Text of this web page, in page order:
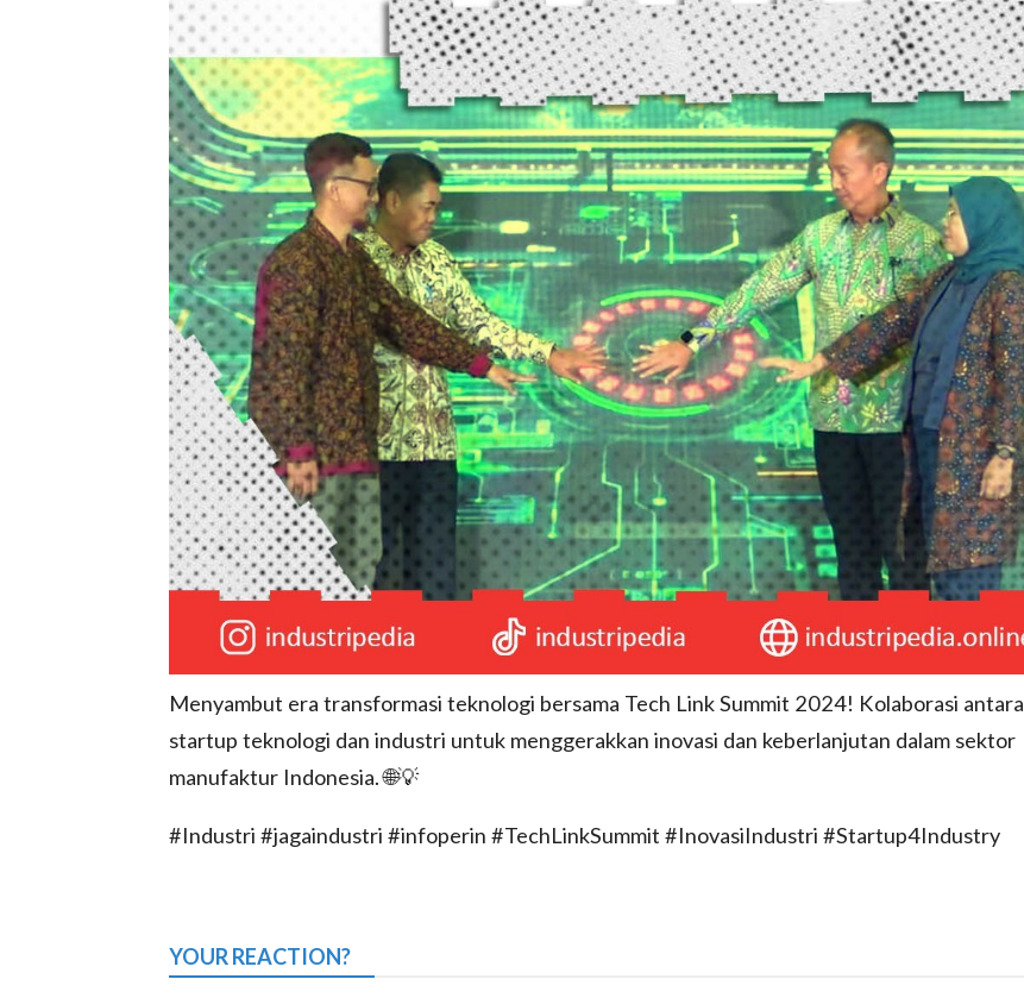
Menyambut era transformasi teknologi bersama Tech Link Summit 2024! Kolaborasi antara
startup teknologi dan industri untuk menggerakkan inovasi dan keberlanjutan dalam sektor
manufaktur Indonesia. 🌐💡
#Industri #jagaindustri #infoperin #TechLinkSummit #InovasiIndustri #Startup4Industry
YOUR REACTION?